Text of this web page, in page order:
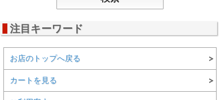
注目キーワード
お店のトップへ戻る
カートを見る